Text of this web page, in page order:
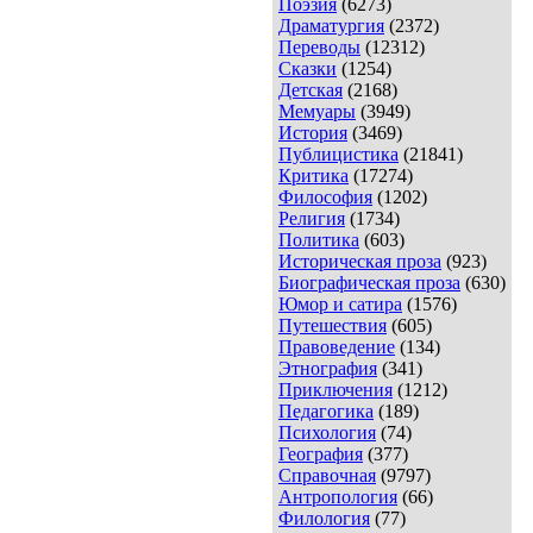
Поэзия (6273)
Драматургия (2372)
Переводы (12312)
Сказки (1254)
Детская (2168)
Мемуары (3949)
История (3469)
Публицистика (21841)
Критика (17274)
Философия (1202)
Религия (1734)
Политика (603)
Историческая проза (923)
Биографическая проза (630)
Юмор и сатира (1576)
Путешествия (605)
Правоведение (134)
Этнография (341)
Приключения (1212)
Педагогика (189)
Психология (74)
География (377)
Справочная (9797)
Антропология (66)
Филология (77)